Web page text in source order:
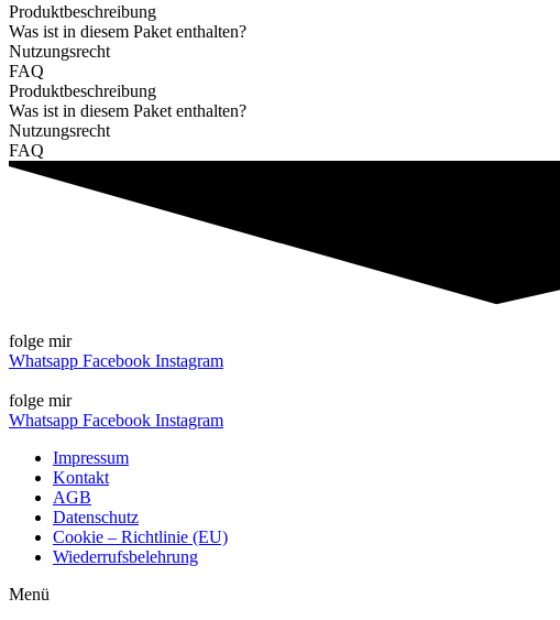
Produktbeschreibung
Was ist in diesem Paket enthalten?
Nutzungsrecht
FAQ
Produktbeschreibung
Was ist in diesem Paket enthalten?
Nutzungsrecht
FAQ
folge mir
Whatsapp Facebook Instagram
folge mir
Whatsapp Facebook Instagram
Impressum
Kontakt
AGB
Datenschutz
Cookie – Richtlinie (EU)
Wiederrufsbelehrung
Menü